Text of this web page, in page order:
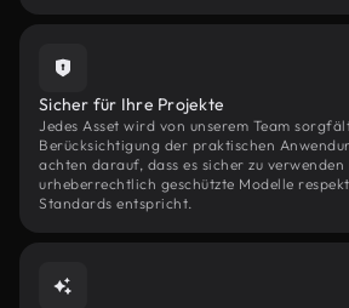
Sicher für Ihre Projekte
Jedes Asset wird von unserem Team
Berücksichtigung der praktischen
achten darauf, dass es sicher zu
urheberrechtlich geschützte Modelle
Standards entspricht.